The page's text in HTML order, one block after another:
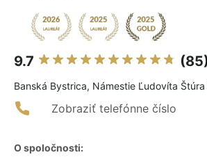
9.7
Banská Bystrica, Námestie Ľudovíta Štúra
Zobraziť telefónne číslo
O spoločnosti: